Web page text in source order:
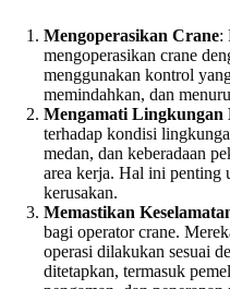
Mengoperasikan Crane:
mengoperasikan crane
menggunakan kontrol
memindahkan, dan
Mengamati Lingkungan
terhadap kondisi
medan, dan keberadaan
area kerja. Hal ini penting
kerusakan.
Memastikan
bagi operator crane.
operasi dilakukan sesuai
ditetapkan, termasuk